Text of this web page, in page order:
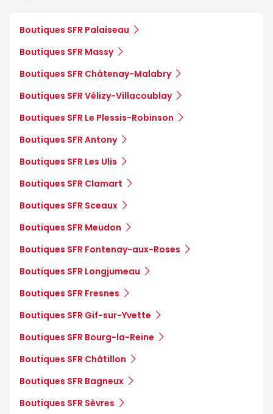
Boutiques SFR Palaiseau
Boutiques SFR Massy
Boutiques SFR Châtenay-Malabry
Boutiques SFR Vélizy-Villacoublay
Boutiques SFR Le Plessis-Robinson
Boutiques SFR Antony
Boutiques SFR Les Ulis
Boutiques SFR Clamart
Boutiques SFR Sceaux
Boutiques SFR Meudon
Boutiques SFR Fontenay-aux-Roses
Boutiques SFR Longjumeau
Boutiques SFR Fresnes
Boutiques SFR Gif-sur-Yvette
Boutiques SFR Bourg-la-Reine
Boutiques SFR Châtillon
Boutiques SFR Bagneux
Boutiques SFR Sèvres